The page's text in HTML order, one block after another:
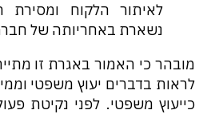
לאיתור הלקוח ומסירת
נשארת באחריותה של
מובהר כי האמור באגרת זו
לראות בדברים יעוץ משפטי
כייעוץ משפטי. לפני נקיטת